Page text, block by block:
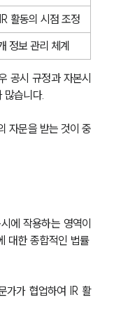
활동의 시점 조정
정보 관리 체계
공시 규정과 자본시
많습니다.
자문을 받는 것이 중
에 작용하는 영역이
대한 종합적인 법률
가가 협업하여 IR 활